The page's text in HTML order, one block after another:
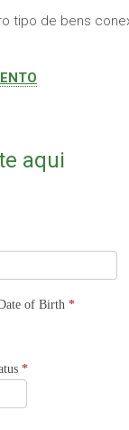
tipo de bens
aqui
of Birth *
*